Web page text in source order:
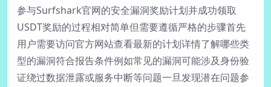
参与Surfshark官网的安全漏洞奖励计划并成功领取
USDT奖励的过程相对简单但需要遵循严格的步骤首先
用户需要访问官方网站查看最新的计划详情了解哪些类
型的漏洞符合报告条件例如常见的漏洞可能涉及身份验
证绕过数据泄露或服务中断等问题一旦发现潜在问题参